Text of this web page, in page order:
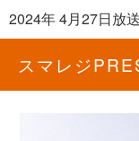
映画
グッズ
2024年 4月27日放送
スマレジ